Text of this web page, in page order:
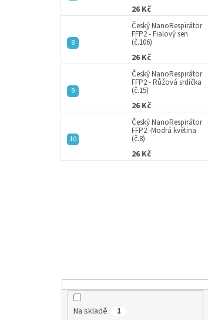
26 Kč
Český NanoRespirátor
FFP2 - Fialový sen
(č.106)
26 Kč
Český NanoRespirátor
FFP2 - Růžová srdíčka
(č.15)
26 Kč
Český NanoRespirátor
FFP2 -Modrá květina
(č.8)
26 Kč
Na skladě 1